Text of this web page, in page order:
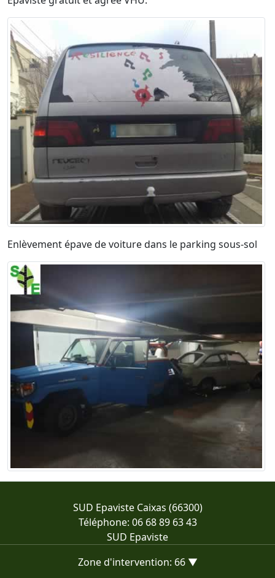
Enlèvement épave de voiture dans le parking sous-sol
SUD Epaviste Caixas (66300)
Téléphone: 06 68 89 63 43
SUD Epaviste
Zone d'intervention: 66 ▼